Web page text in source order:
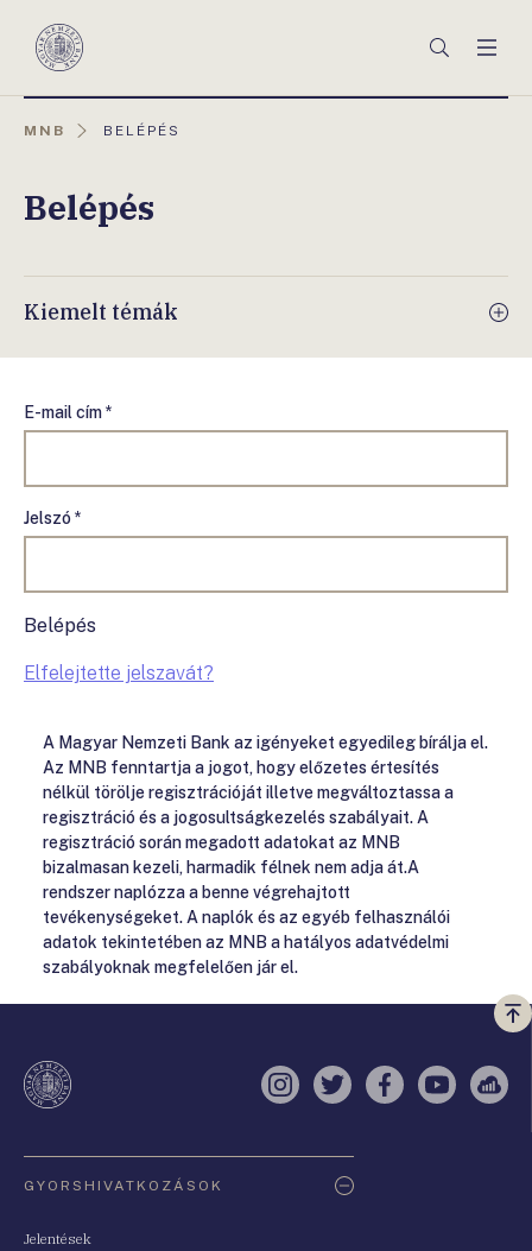
Magyar
Keresés
MNB
AKTUÁLIS
BELÉPÉS
Belépés
Kiemelt témák
E-mail cím *
Jelszó *
Belépés
Elfelejtette jelszavát?
A Magyar Nemzeti Bank az igényeket egyedileg bírálja el.
Az MNB fenntartja a jogot, hogy előzetes értesítés
nélkül törölje regisztrációját illetve megváltoztassa a
regisztráció és a jogosultságkezelés szabályait. A
regisztráció során megadott adatokat az MNB
bizalmasan kezeli, harmadik félnek nem adja át.A
rendszer naplózza a benne végrehajtott
tevékenységeket. A naplók és az egyéb felhasználói
adatok tekintetében az MNB a hatályos adatvédelmi
szabályoknak megfelelően jár el.
a
Instagram
TwitterFacebook
YouTube
GYORSHIVATKOZÁSOK
Jelentések